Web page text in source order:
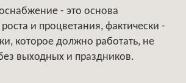
- это основа
и процветания, фактически -
которое должно работать, не
выходных и праздников.